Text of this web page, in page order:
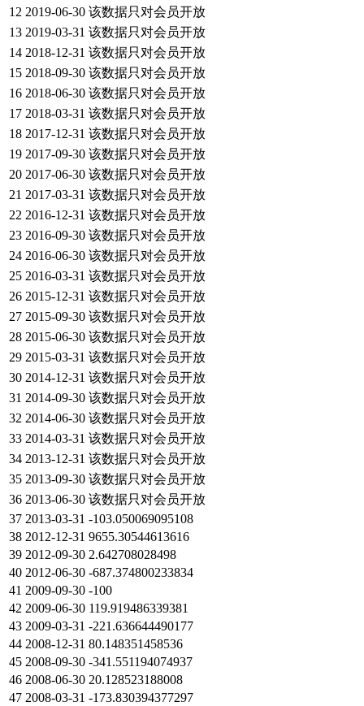
12 2019-06-30 该数据只对会员开放
13 2019-03-31 该数据只对会员开放
14 2018-12-31 该数据只对会员开放
15 2018-09-30 该数据只对会员开放
16 2018-06-30 该数据只对会员开放
17 2018-03-31 该数据只对会员开放
18 2017-12-31 该数据只对会员开放
19 2017-09-30 该数据只对会员开放
20 2017-06-30 该数据只对会员开放
21 2017-03-31 该数据只对会员开放
22 2016-12-31 该数据只对会员开放
23 2016-09-30 该数据只对会员开放
24 2016-06-30 该数据只对会员开放
25 2016-03-31 该数据只对会员开放
26 2015-12-31 该数据只对会员开放
27 2015-09-30 该数据只对会员开放
28 2015-06-30 该数据只对会员开放
29 2015-03-31 该数据只对会员开放
30 2014-12-31 该数据只对会员开放
31 2014-09-30 该数据只对会员开放
32 2014-06-30 该数据只对会员开放
33 2014-03-31 该数据只对会员开放
34 2013-12-31 该数据只对会员开放
35 2013-09-30 该数据只对会员开放
36 2013-06-30 该数据只对会员开放
37 2013-03-31 -103.050069095108
38 2012-12-31 9655.30544613616
39 2012-09-30 2.642708028498
40 2012-06-30 -687.374800233834
41 2009-09-30 -100
42 2009-06-30 119.919486339381
43 2009-03-31 -221.636644490177
44 2008-12-31 80.148351458536
45 2008-09-30 -341.551194074937
46 2008-06-30 20.128523188008
47 2008-03-31 -173.830394377297